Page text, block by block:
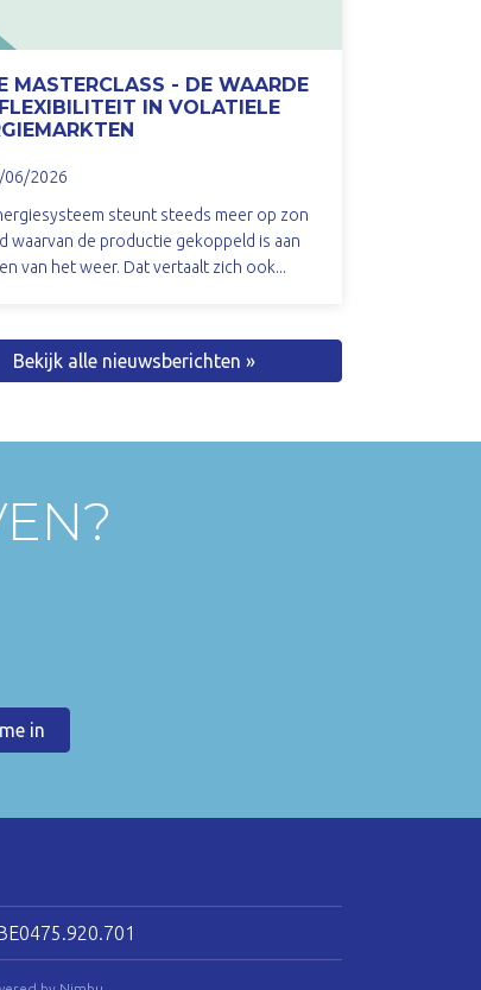
MASTERCLASS - DE WAARDE
IN VOLATIELE
06/2026
steunt steeds meer op zon
waarvan de productie gekoppeld is aan
van het weer. Dat vertaalt zich ook...
Bekijk alle nieuwsberichten »